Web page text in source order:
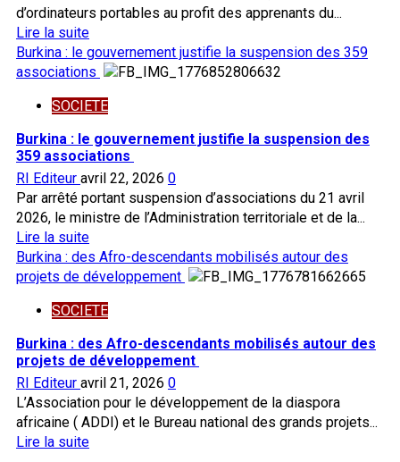
vérifier
les
diplômes
d’ordinateurs portables au profit des apprenants du...
Lire la suiteEn
savoir
plus
Don
des
Afrodescendants
renforcent
l’apprentissage
au
centre
de
formation
de
Burkina : le gouvernement justifie la suspension des 359
associations
SOCIETE
Burkina : le gouvernement justifie la suspension des
359 associations
RI Editeur avril 22, 2026 0
Par arrêté portant suspension d’associations du 21 avril
2026, le ministre de l’Administration territoriale et de la...
Lire la suiteEn
savoir
plus
Burkina
le
gouvernement
justifie
la
suspension
des
Burkina : des Afro-descendants mobilisés autour des
projets de développement
SOCIETE
Burkina : des Afro-descendants mobilisés autour des
projets de développement
RI Editeur avril 21, 2026 0
L’Association pour le développement de la diaspora
africaine ( ADDI) et le Bureau national des grands projets...
Lire la suiteEn